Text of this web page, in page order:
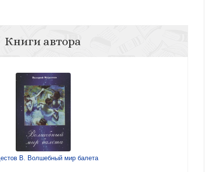
Книги автора
В. Волшебный мир балета